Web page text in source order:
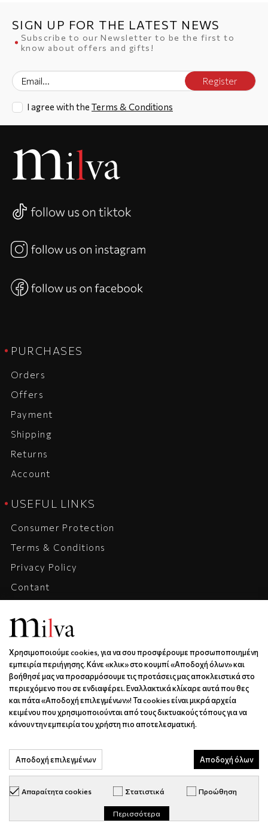
SIGN UP FOR THE LATEST NEWS
Subscribe to our Newsletter to be the first to
know about offers and gifts!
Register
I agree with the Terms & Conditions
PURCHASES
Orders
Offers
Payment
Shipping
Returns
Account
USEFUL LINKS
Consumer Protection
Terms & Conditions
Privacy Policy
Contant
Career
ADRESS, CONTACT, HOURS
Xanthou 6 | Kos | 85300
6936688501
info@milva.gr
© milva.gr 2026. All Rights Reserved.
Χρησιμοποιούμε cookies, για να σου προσφέρουμε προσωποποιημένη
εμπειρία περιήγησης. Κάνε «κλικ» στο κουμπί «Αποδοχή όλων» και
βοήθησέ μας να προσαρμόσουμε τις προτάσεις μας αποκλειστικά στο
περιεχόμενο που σε ενδιαφέρει. Εναλλακτικά κλίκαρε αυτά που θες
και πάτα «Αποδοχή επιλεγμένων»! Τα cookies είναι μικρά αρχεία
κειμένου που χρησιμοποιούνται από τους δικτυακούς τόπους για να
κάνουν την εμπειρία του χρήστη πιο αποτελεσματική.
Αποδοχή επιλεγμένων Αποδοχή όλων
Απαραίτητα cookies Στατιστικά Προώθηση
Περισσότερα